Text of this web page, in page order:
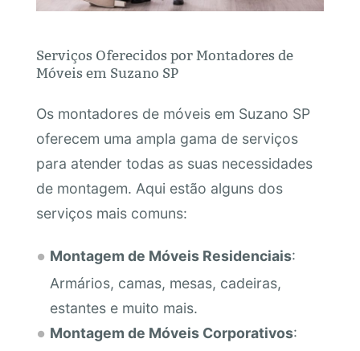
Serviços Oferecidos por Montadores de
Móveis em Suzano SP
Os montadores de móveis em Suzano SP
oferecem uma ampla gama de serviços
para atender todas as suas necessidades
de montagem. Aqui estão alguns dos
serviços mais comuns:
Montagem de Móveis Residenciais:
Armários, camas, mesas, cadeiras,
estantes e muito mais.
Montagem de Móveis Corporativos: